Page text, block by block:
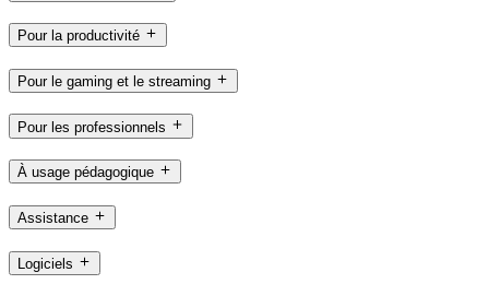
Pour la productivité
Pour le gaming et le streaming
Pour les professionnels
À usage pédagogique
Assistance
Logiciels